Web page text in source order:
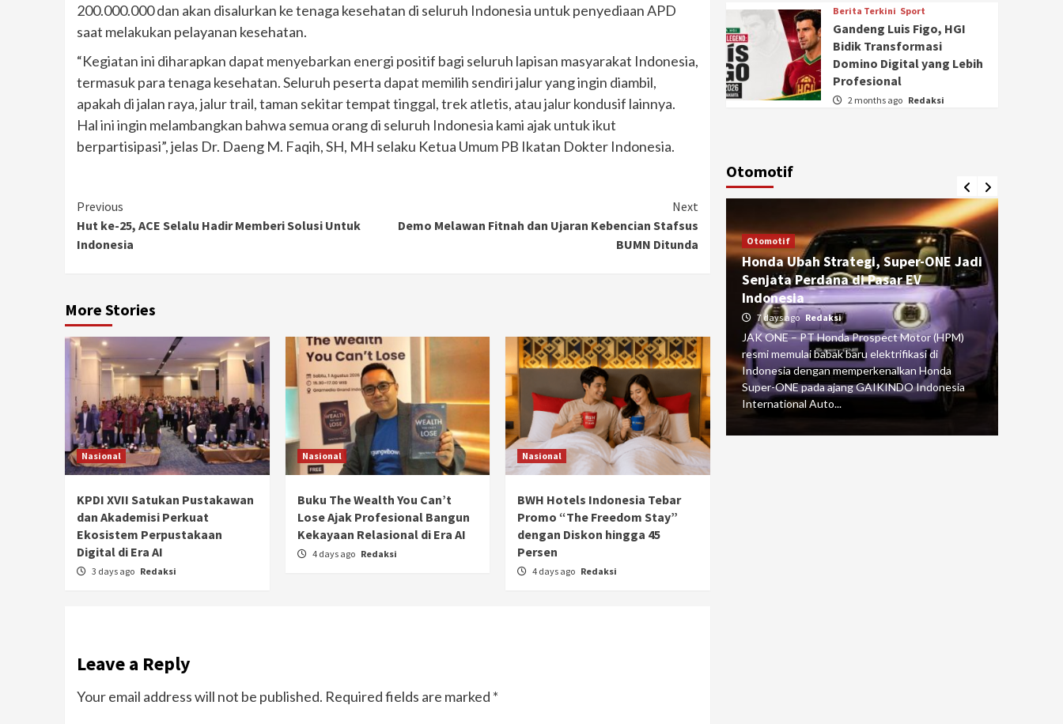
200.000.000 dan akan disalurkan ke tenaga kesehatan di seluruh Indonesia untuk penyediaan APD
saat melakukan pelayanan kesehatan.
“Kegiatan ini diharapkan dapat menyebarkan energi positif bagi seluruh lapisan masyarakat Indonesia,
termasuk para tenaga kesehatan. Seluruh peserta dapat memilih sendiri jalur yang ingin diambil,
apakah di jalan raya, jalur trail, taman sekitar tempat tinggal, trek atletis, atau jalur kondusif lainnya.
Hal ini ingin melambangkan bahwa semua orang di seluruh Indonesia kami ajak untuk ikut
berpartisipasi”, jelas Dr. Daeng M. Faqih, SH, MH selaku Ketua Umum PB Ikatan Dokter Indonesia.
Continue
Reading
Previous
Hut ke-25, ACE Selalu Hadir Memberi Solusi Untuk
Indonesia
Next
Demo Melawan Fitnah dan Ujaran Kebencian Stafsus
BUMN Ditunda
More Stories
Nasional
KPDI XVII Satukan Pustakawan
dan Akademisi Perkuat
Ekosistem Perpustakaan
Digital di Era AI
3 days ago Redaksi
Nasional
Buku The Wealth You Can’t
Lose Ajak Profesional Bangun
Kekayaan Relasional di Era AI
4 days ago Redaksi
Nasional
BWH Hotels Indonesia Tebar
Promo “The Freedom Stay”
dengan Diskon hingga 45
Persen
4 days ago Redaksi
Leave a Reply
Your email address will not be published. Required fields are marked *
Berita Terkini Sport
Gandeng Luis Figo, HGI
Bidik Transformasi
Domino Digital yang Lebih
Profesional
2 months ago Redaksi
Otomotif
JAK ONE – Perayaan satu abad perjalanan
Ducati semakin istimewa dengan peluncuran
Collezione 100, sebuah koleksi motor edisi
terbatas yang mengangkat kembali sejumlah
livery paling...
Otomotif
Honda Ubah Strategi, Super-ONE Jadi
Senjata Perdana di Pasar EV
Indonesia
7 days ago Redaksi
JAK ONE – PT Honda Prospect Motor (HPM)
resmi memulai babak baru elektrifikasi di
Indonesia dengan memperkenalkan Honda
Super-ONE pada ajang GAIKINDO Indonesia
International Auto...